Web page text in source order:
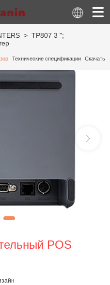
> TP807 3 ";
Технические спецификации Скачать
POS